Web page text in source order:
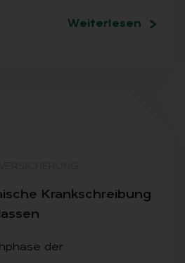
Weiterlesen
Krank­schrei­bung
der